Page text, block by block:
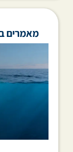
מאמרים